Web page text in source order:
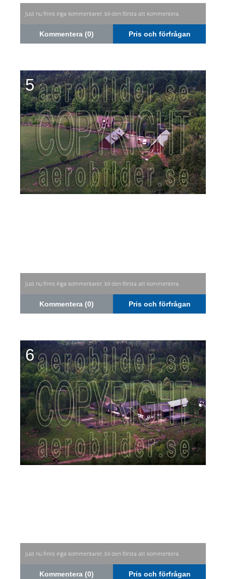
Just nu finns inga kommentarer, bli den första att kommentera.
Kommentera (0) Pris och förfrågan
5
Just nu finns inga kommentarer, bli den första att kommentera.
Kommentera (0) Pris och förfrågan
6
Just nu finns inga kommentarer, bli den första att kommentera.
Kommentera (0) Pris och förfrågan